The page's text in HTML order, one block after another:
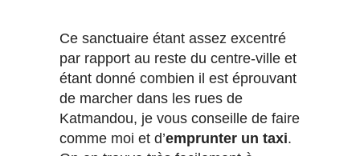
Ce sanctuaire étant assez excentré
par rapport au reste du centre-ville et
étant donné combien il est éprouvant
de marcher dans les rues de
Katmandou, je vous conseille de faire
comme moi et d’emprunter un taxi.